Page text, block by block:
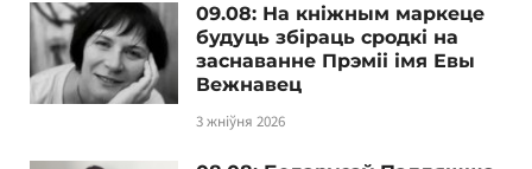
09.08: На кніжным маркеце
будуць збіраць сродкі на
заснаванне Прэміі імя Евы
Вежнавец
3 жніўня 2026